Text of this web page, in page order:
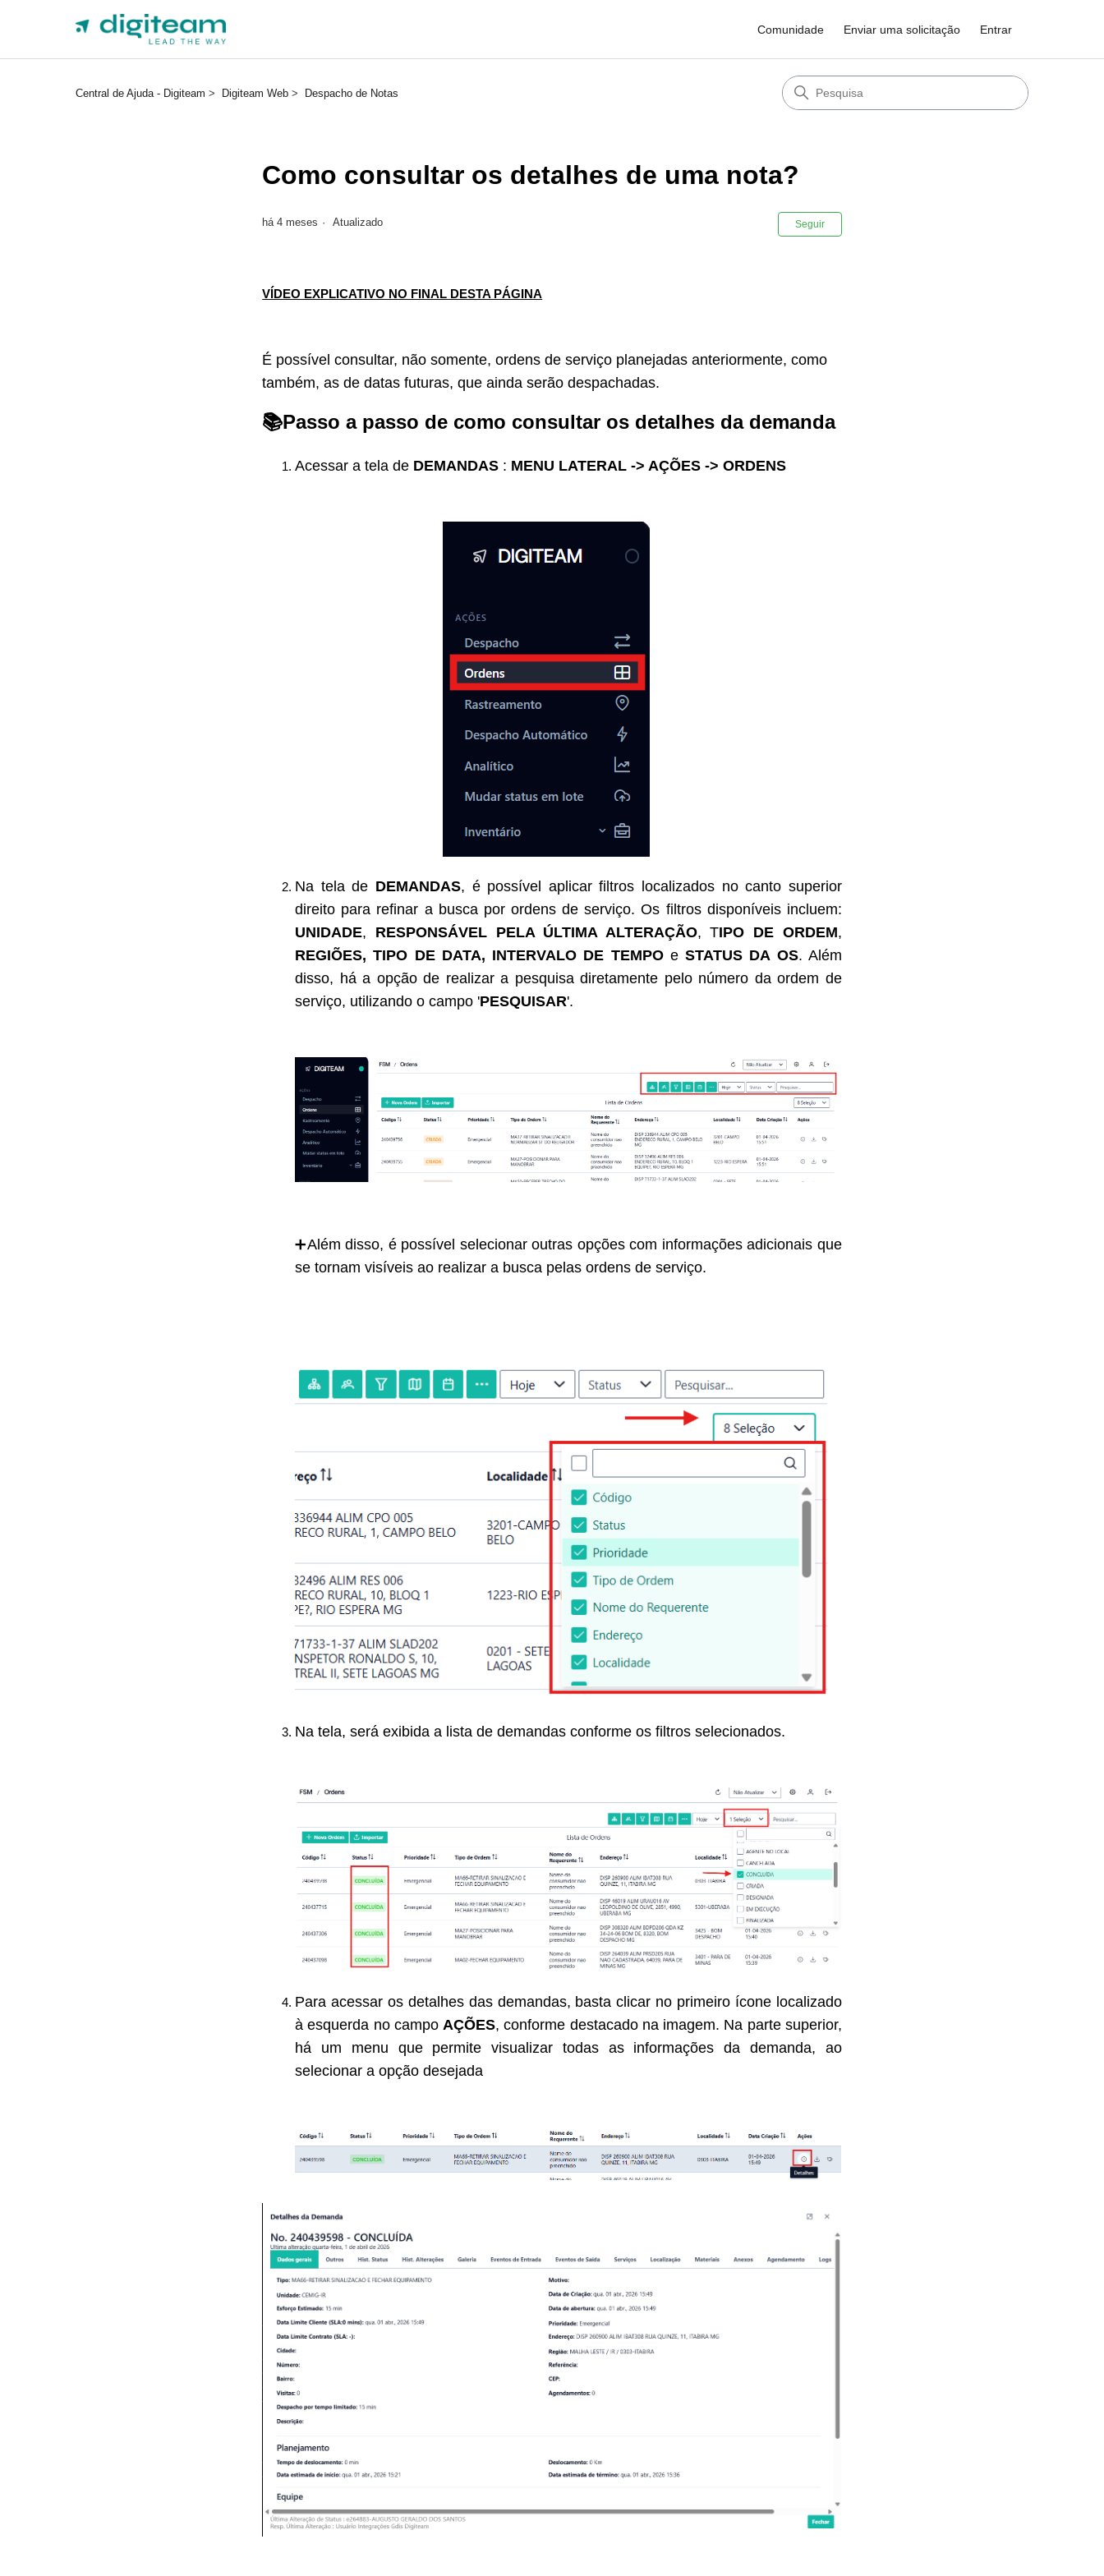
Comunidade Enviar uma solicitação Entrar
Central de Ajuda - Digiteam Digiteam Web Despacho de Notas
Como consultar os detalhes de uma nota?
há 4 meses Atualizado Seguir
VÍDEO EXPLICATIVO NO FINAL DESTA PÁGINA
É possível consultar, não somente, ordens de serviço planejadas anteriormente, como
também, as de datas futuras, que ainda serão despachadas.
📚Passo a passo de como consultar os detalhes da demanda
Acessar a tela de DEMANDAS : MENU LATERAL -> AÇÕES -> ORDENS
Na tela de DEMANDAS, é possível aplicar filtros localizados no canto superior
direito para refinar a busca por ordens de serviço. Os filtros disponíveis incluem:
UNIDADE, RESPONSÁVEL PELA ÚLTIMA ALTERAÇÃO, TIPO DE ORDEM,
REGIÕES, TIPO DE DATA, INTERVALO DE TEMPOeSTATUS DA OS. Além
disso, há a opção de realizar a pesquisa diretamente pelo número da ordem de
serviço, utilizando o campo 'PESQUISAR'.
➕Além disso, é possível selecionar outras opções com informações adicionais que
se tornam visíveis ao realizar a busca pelas ordens de serviço.
Na tela, será exibida a lista de demandas conforme os filtros selecionados.
Para acessar os detalhes das demandas, basta clicar no primeiro ícone localizado
à esquerda no campo AÇÕES, conforme destacado na imagem. Na parte superior,
há um menu que permite visualizar todas as informações da demanda, ao
selecionar a opção desejada